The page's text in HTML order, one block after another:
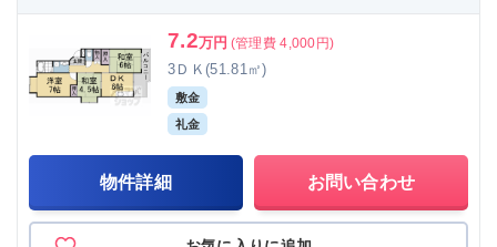
7.2万円 (管理費 4,000円)
3ＤＫ(51.81㎡)
敷金
礼金
物件詳細 お問い合わせ